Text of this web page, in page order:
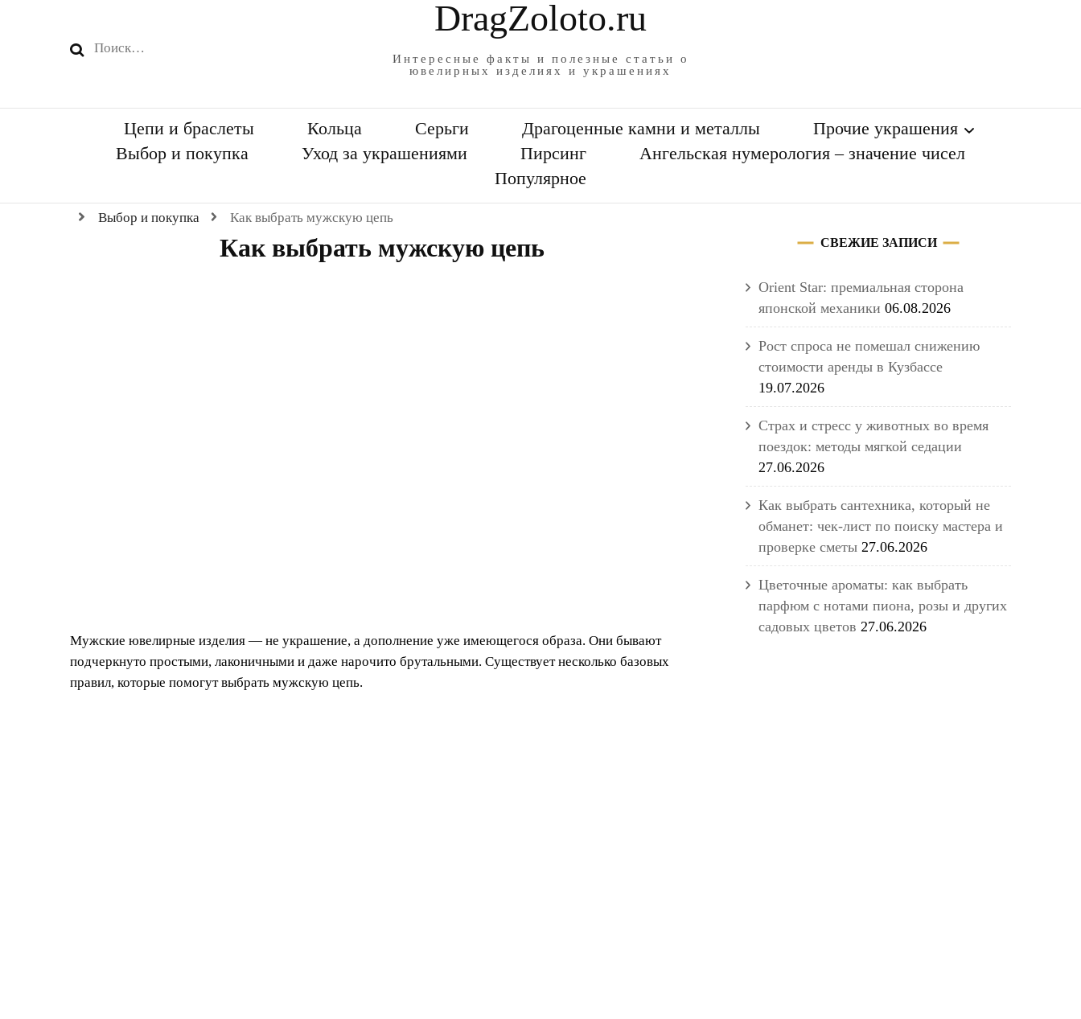
Найти:
DragZoloto.ru
Интересные факты и полезные статьи о
ювелирных изделиях и украшениях
Цепи и браслеты Кольца Серьги Драгоценные камни и металлы Прочие украшения
Выбор и покупка Уход за украшениями Пирсинг
Ангельская нумерология – значение чисел
Популярное
Выбор и покупка Как выбрать мужскую цепь
Как выбрать мужскую цепь
Мужские ювелирные изделия — не украшение, а дополнение уже имеющегося образа. Они бывают
подчеркнуто простыми, лаконичными и даже нарочито брутальными. Существует несколько базовых
правил, которые помогут выбрать мужскую цепь.
СВЕЖИЕ ЗАПИСИ
Orient Star: премиальная сторона
японской механики 06.08.2026
Рост спроса не помешал снижению
стоимости аренды в Кузбассе
19.07.2026
Страх и стресс у животных во время
поездок: методы мягкой седации
27.06.2026
Как выбрать сантехника, который не
обманет: чек-лист по поиску мастера и
проверке сметы 27.06.2026
Цветочные ароматы: как выбрать
парфюм с нотами пиона, розы и других
садовых цветов 27.06.2026